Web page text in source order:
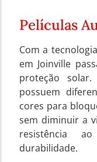
Películas
Com a
em Joinville
proteção
possuem
cores para
sem diminuir a
resistência
durabilidade.